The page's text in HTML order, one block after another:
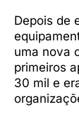
Depois de
uma nova
primeiros
30 mil e